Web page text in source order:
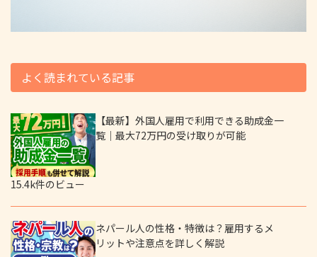
よく読まれている記事
【最新】外国人雇用で利用できる助成金一
覧｜最大72万円の受け取りが可能
15.4k件のビュー
ネパール人の性格・特徴は？雇用するメ
リットや注意点を詳しく解説